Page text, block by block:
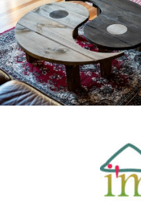
なんでも作ってみよう